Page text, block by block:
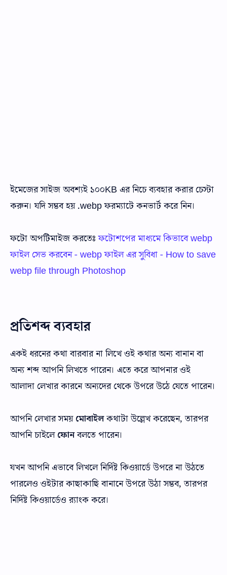
ইমেজের সাইজ অবশ্যই ১০০KB এর নিচে ব্যবহার করার চেস্টা
করুন। যদি সম্ভব হয় .webp ফরম্যাটে কনভার্ট করে নিন।
ফটো অপটিমাইজ করতেঃফটোশপের মাধ্যমে কিভাবে webp
ফাইল সেভ করবেন - webp ফাইল এর সুবিধা - How to save
webp file through Photoshop
প্রতিশব্দ ব্যবহার
একই ধরনের কথা বারবার না লিখে ওই কথার অন্য বানান বা
অন্য শব্দ আপনি লিখতে পারেন। এতে করে আপনার ওই
আলাদা লেখার কারনে অন্যদের থেকে উপরে উঠে যেতে পারেন।
আপনি লেখার সময় মোবাইলকথাটা উল্লেখ করেছেন, তারপর
আপনি চাইলে ফোনবলতে পারেন।
যখন আপনি এভাবে লিখলে নির্দিষ্ট কিওয়ার্ডে উপরে না উঠতে
পারলেও ওইটার কাছাকাছি বানানে উপরে উঠা সম্ভব, তারপর
নির্দিষ্ট কিওয়ার্ডেও র‌্যাংক করে।